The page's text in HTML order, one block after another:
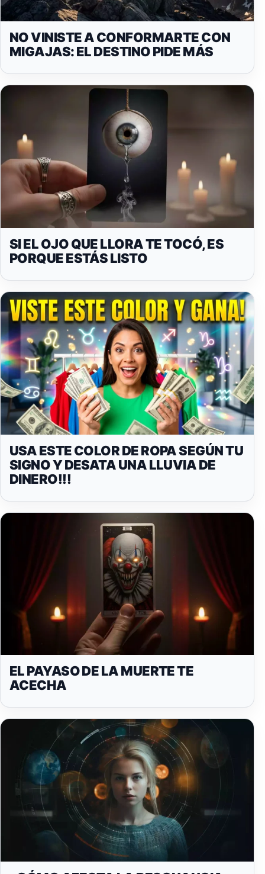
NO VINISTE A CONFORMARTE CON
MIGAJAS: EL DESTINO PIDE MÁS
SI EL OJO QUE LLORA TE TOCÓ, ES
PORQUE ESTÁS LISTO
USA ESTE COLOR DE ROPA SEGÚN TU
SIGNO Y DESATA UNA LLUVIA DE
DINERO!!!
EL PAYASO DE LA MUERTE TE
ACECHA